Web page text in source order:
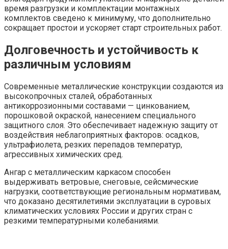
время разгрузки и комплектации монтажных
комплектов сведено к минимуму, что дополнительно
сокращает простои и ускоряет старт строительных работ.
Долговечность и устойчивость к
различным условиям
Современные металлические конструкции создаются из
высокопрочных сталей, обработанных
антикоррозионными составами — цинкованием,
порошковой окраской, нанесением специального
защитного слоя. Это обеспечивает надежную защиту от
воздействия неблагоприятных факторов: осадков,
ультрафиолета, резких перепадов температур,
агрессивных химических сред.
Ангар с металлическим каркасом способен
выдерживать ветровые, снеговые, сейсмические
нагрузки, соответствующие региональным нормативам,
что доказано десятилетиями эксплуатации в суровых
климатических условиях России и других стран с
резкими температурными колебаниями.